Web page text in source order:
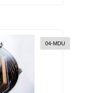
04-MDU